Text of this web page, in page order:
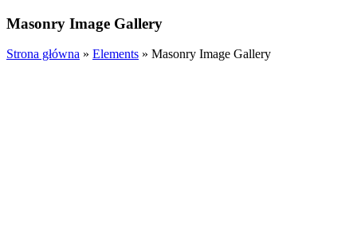
Masonry Image Gallery
Strona główna » Elements » Masonry Image Gallery